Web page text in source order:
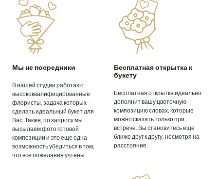
Мы не посредники
В нашей студии работают
высококвалифицированные
флористы, задача которых -
сделать идеальный букет для
Вас. Также, по запросу мы
высылаем фото готовой
композиции и это еще одна
возможность убедиться в том,
что все пожелания учтены.
Бесплатная открытка к
букету
Бесплатная открытка идеально
дополнит вашу цветочную
композицию словах, которые
можно сказать только при
встрече. Вы становитесь еще
ближе друг к другу, несмотря на
расстояние.